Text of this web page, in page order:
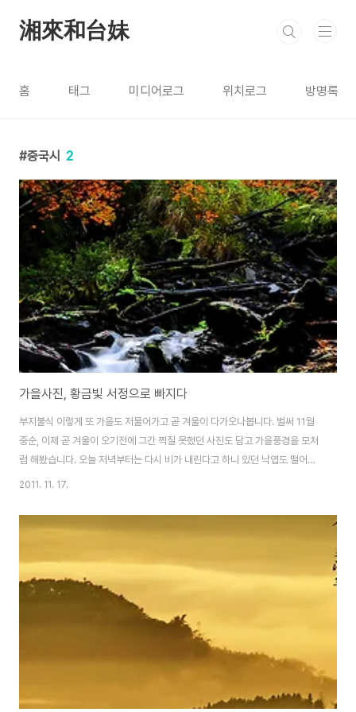
湘來和台妹
홈 태그 미디어로그 위치로그 방명록
중국시 2
가을사진, 황금빛 서정으로 빠지다
부지불식 이렇게 또 가을도 저물어가고 곧 겨울이 다가오나봅니다. 벌써 11월
중순, 이제 곧 겨울이 오기전에 그간 찍질 못했던 사진도 담고 가을풍경을 모처
럼 해봤습니다. 오늘 저녁부터는 다시 비가 내린다고 하니 있던 낙엽도 떨어지
겠죠? 풍교야박 [楓橋夜泊 ]풍교아래 밤배를 대고 -장계(張繼) 月落烏啼霜
寺(고소성외한산사) 夜半鐘聲到客船(야반종성도객선) 달 지고 까마귀 울고
유하기 어려운 고상한 진정을 음미하하는 즐거움... 시공을 넘어 인간 보편의 진
솔한 삶의 체취를 느낄수 있는게 바로 시詩가 아..
2011. 11. 17.